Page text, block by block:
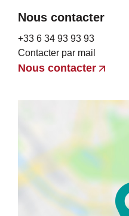
Nous contacter
+33 6 34 93 93 93
Contacter par mail
Nous contacter